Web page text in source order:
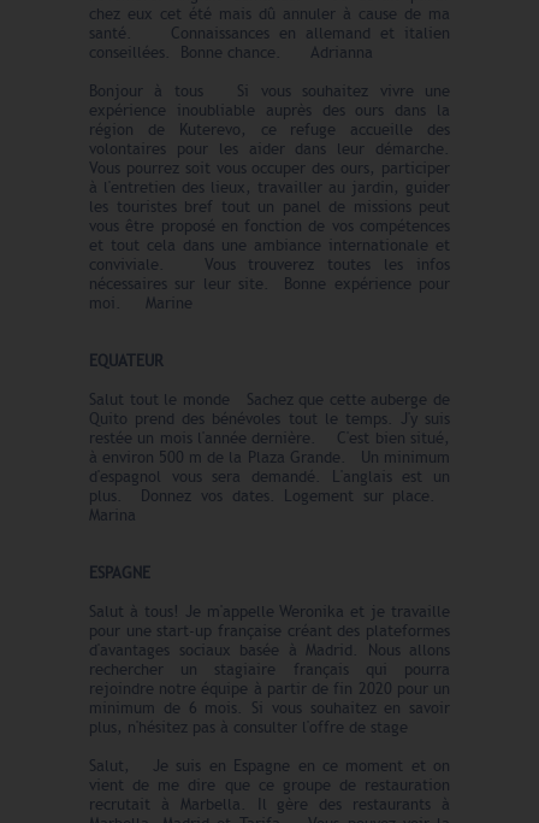
chez eux cet été mais dû annuler à cause de ma
santé. Connaissances en allemand et italien
conseillées. Bonne chance. Adrianna
Bonjour à tous Si vous souhaitez vivre une
expérience inoubliable auprès des ours dans la
région de Kuterevo, ce refuge accueille des
volontaires pour les aider dans leur démarche.
Vous pourrez soit vous occuper des ours, participer
à l'entretien des lieux, travailler au jardin, guider
les touristes bref tout un panel de missions peut
vous être proposé en fonction de vos compétences
et tout cela dans une ambiance internationale et
conviviale. Vous trouverez toutes les infos
nécessaires sur leur site. Bonne expérience pour
moi. Marine
EQUATEUR
Salut tout le monde Sachez que cette auberge de
Quito prend des bénévoles tout le temps. J'y suis
restée un mois l'année dernière. C'est bien situé,
à environ 500 m de la Plaza Grande. Un minimum
d'espagnol vous sera demandé. L'anglais est un
plus. Donnez vos dates. Logement sur place.
Marina
ESPAGNE
Salut à tous! Je m'appelle Weronika et je travaille
pour une start-up française créant des plateformes
d'avantages sociaux basée à Madrid. Nous allons
rechercher un stagiaire français qui pourra
rejoindre notre équipe à partir de fin 2020 pour un
minimum de 6 mois. Si vous souhaitez en savoir
plus, n'hésitez pas à consulter l'offre de stage
Salut, Je suis en Espagne en ce moment et on
vient de me dire que ce groupe de restauration
recrutait à Marbella. Il gère des restaurants à